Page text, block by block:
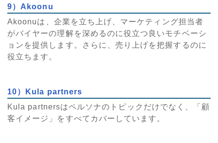
9）Akoonu
Akoonuは、企業を立ち上げ、マーケティング担当者
がバイヤーの理解を深めるのに役立つ良いモチベーシ
ョンを提供します。さらに、売り上げを把握するのに
役立ちます。
10）Kula partners
Kula partnersはペルソナのトピックだけでなく、「顧
客イメージ」をすべてカバーしています。